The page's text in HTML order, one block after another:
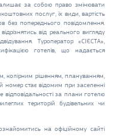
за собою право змінювати
послуг, їх види, вартість
без попереднього повідомлення.
від реального вигляду
Туроператор «СІЄСТА»,
готелів, що надається
колірним рішенням, плануванням,
номер стає відомим при заселенні
за плани готелю
територій будівельних чи
на офіційному сайті